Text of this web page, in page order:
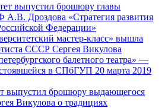
выпустил брошюру главы
Дроздова «Стратегия развития
Федерации»
выпустил брошюру выдающегося
Викулова о традициях